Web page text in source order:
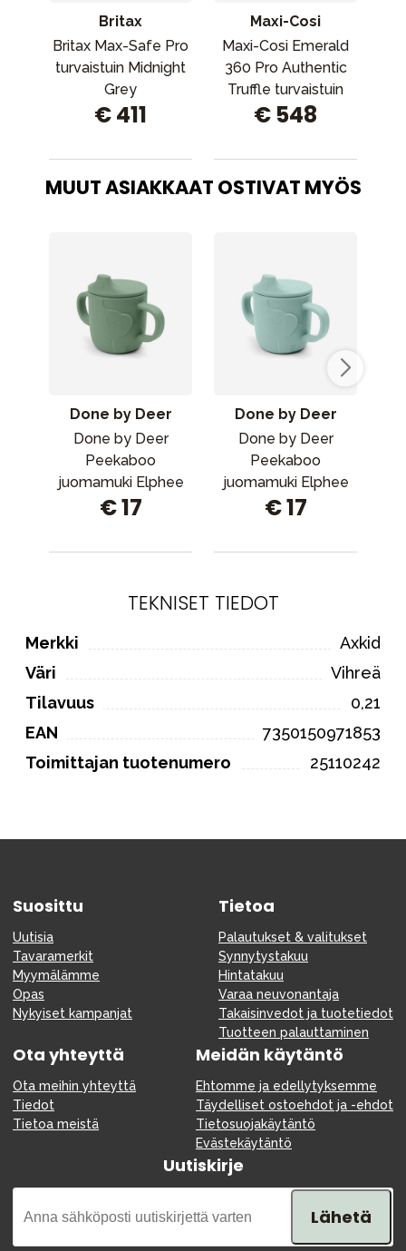
Britax
Britax Max-Safe Pro
turvaistuin Midnight
Grey
(keskiyönharmaa)
€ 411
Maxi-Cosi
Maxi-Cosi Emerald
360 Pro Authentic
Truffle turvaistuin
€ 548
MUUT ASIAKKAAT OSTIVAT MYÖS
Done by Deer
Done by Deer
Peekaboo
juomamuki Elphee
Green
€ 17
Done by Deer
Done by Deer
Peekaboo
juomamuki Elphee
Blue
€ 17
TEKNISET TIEDOT
Merkki
Axkid
Väri
Vihreä
Tilavuus
0,21
EAN
7350150971853
Toimittajan tuotenumero
25110242
Suosittu
Uutisia
Tavaramerkit
Myymälämme
Opas
Nykyiset kampanjat
Tietoa
Palautukset & valitukset
Synnytystakuu
Hintatakuu
Varaa neuvonantaja
Takaisinvedot ja tuotetiedot
Tuotteen palauttaminen
Ota yhteyttä
Ota meihin yhteyttä
Tiedot
Tietoa meistä
Meidän käytäntö
Ehtomme ja edellytyksemme
Täydelliset ostoehdot ja -ehdot
Tietosuojakäytäntö
Evästekäytäntö
Uutiskirje
Lähetä